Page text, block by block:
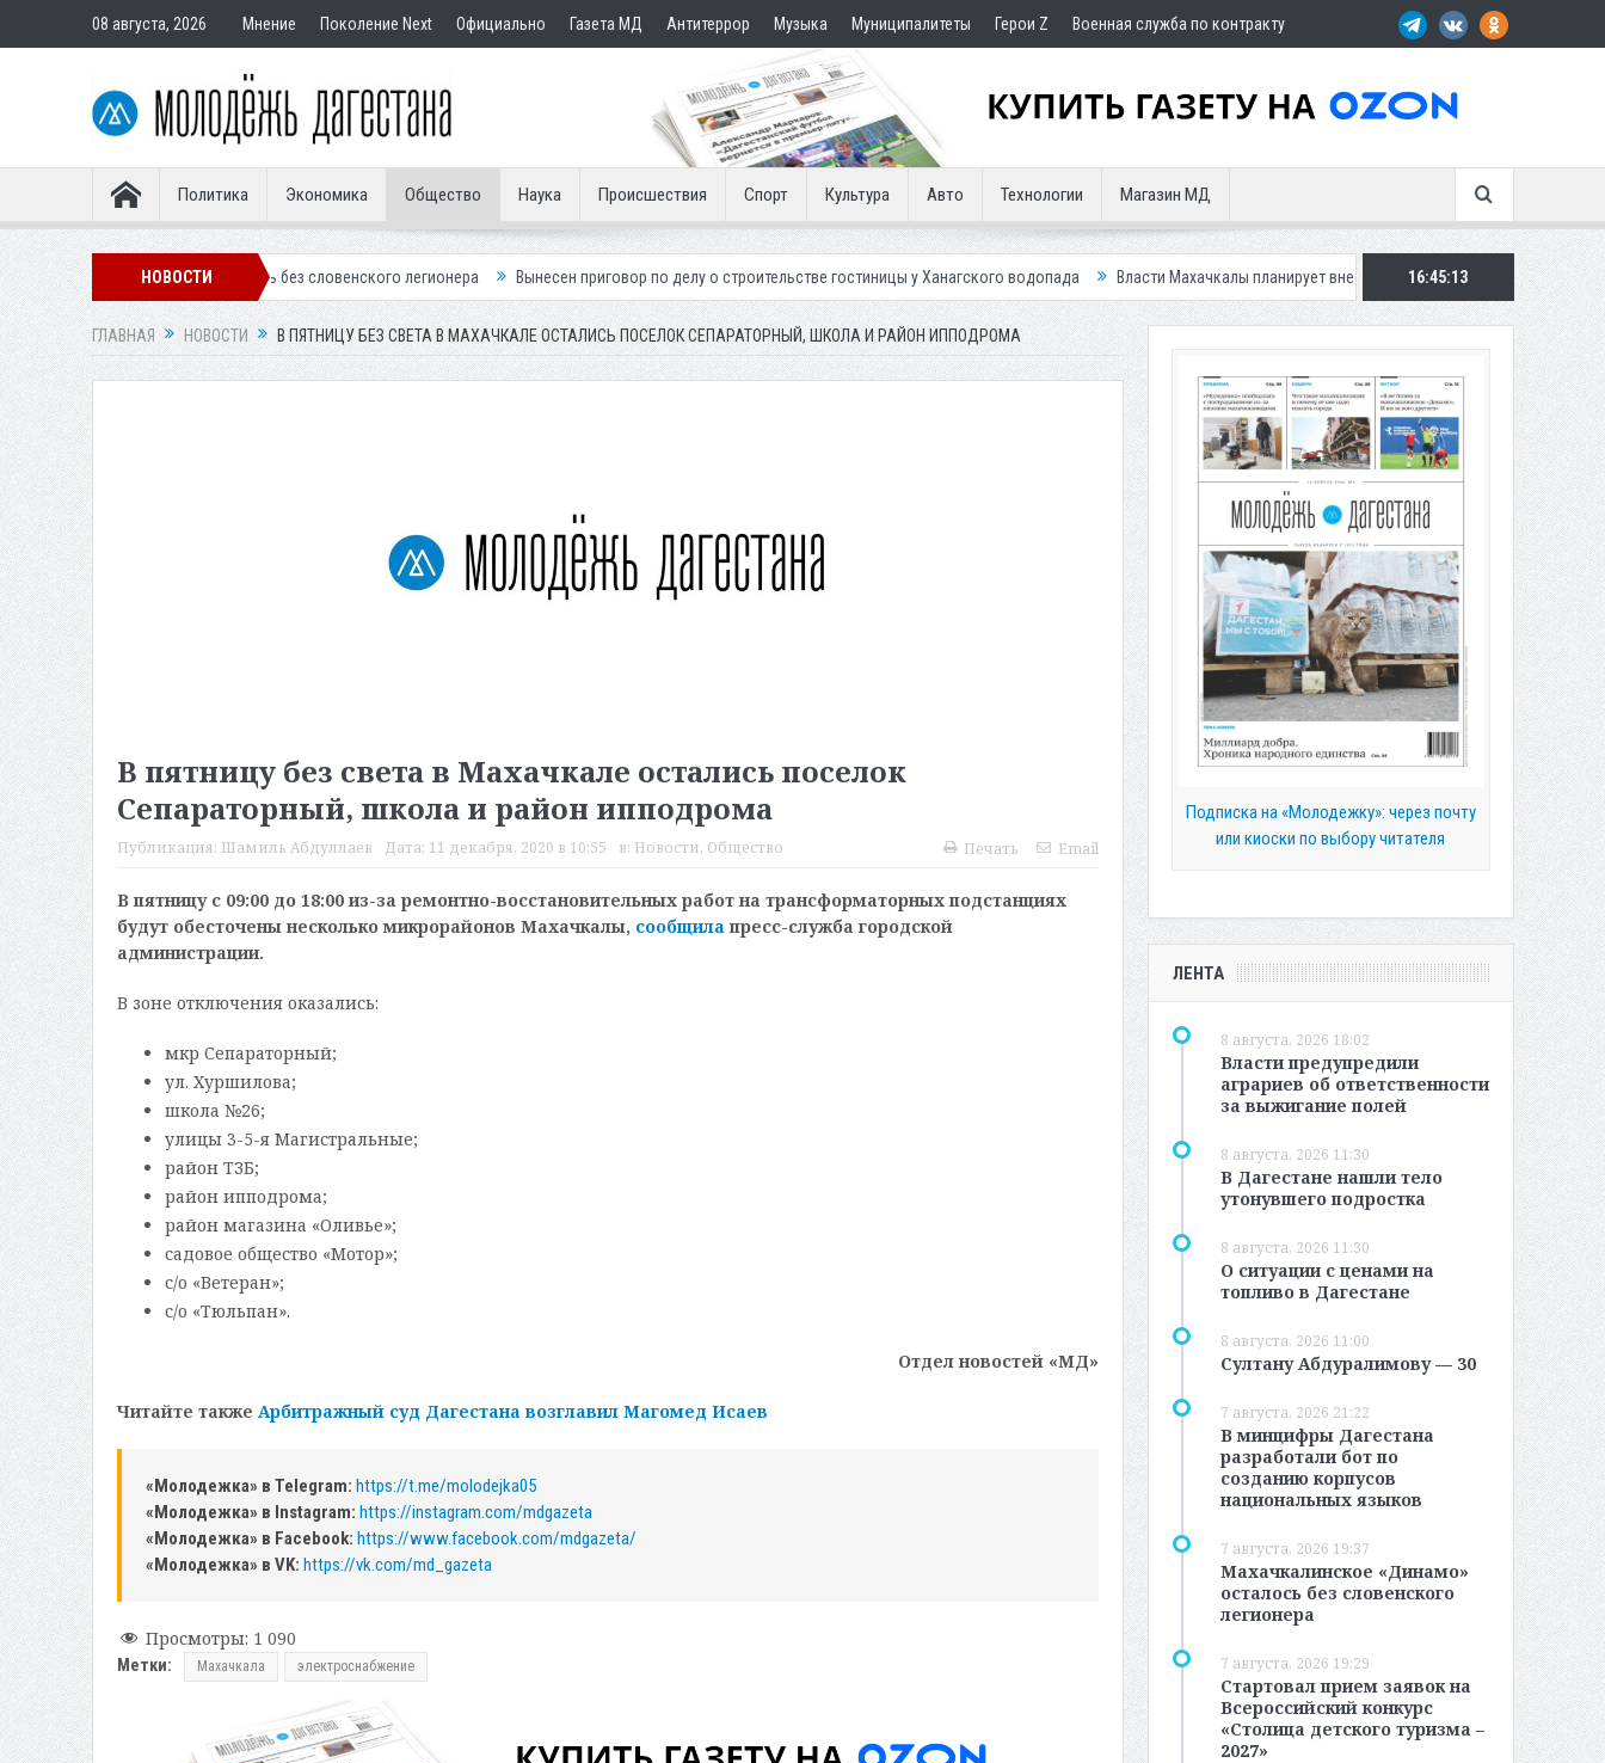
08 августа, 2026 Мнение Поколение Next Официально Газета МД Антитеррор Музыка Муниципалитеты Герои Z Военная служба по контракту
Политика Экономика Общество Наука Происшествия Спорт Культура Авто Технологии Магазин МД
НОВОСТИ
«Динамо» осталось без словенского легионера Вынесен приговор по делу о строительстве гостиницы у Ханагского водопада Власти Махачкалы планирует внедрить новую систему для улучшения ситуации с
16:45:15
ГЛАВНАЯ НОВОСТИ В ПЯТНИЦУ БЕЗ СВЕТА В МАХАЧКАЛЕ ОСТАЛИСЬ ПОСЕЛОК СЕПАРАТОРНЫЙ, ШКОЛА И РАЙОН ИППОДРОМА
В пятницу без света в Махачкале остались поселок
Сепараторный, школа и район ипподрома
Публикация: Шамиль Абдуллаев Дата: 11 декабря, 2020 в 10:55 в: Новости, Общество Печать Email
В пятницу с 09:00 до 18:00 из-за ремонтно-восстановительных работ на трансформаторных подстанциях
будут обесточены несколько микрорайонов Махачкалы, сообщила пресс-служба городской
администрации.
В зоне отключения оказались:
мкр Сепараторный;
ул. Хуршилова;
школа №26;
улицы 3-5-я Магистральные;
район ТЗБ;
район ипподрома;
район магазина «Оливье»;
садовое общество «Мотор»;
с/о «Ветеран»;
с/о «Тюльпан».
Отдел новостей «МД»
Читайте также Арбитражный суд Дагестана возглавил Магомед Исаев
«Молодежка» в Telegram: https://t.me/molodejka05
«Молодежка» в Instagram: https://instagram.com/mdgazeta
«Молодежка» в Facebook: https://www.facebook.com/mdgazeta/
«Молодежка» в VK: https://vk.com/md_gazeta
Просмотры: 1 090
Метки: Махачкала электроснабжение
Подписка на «Молодежку»: через почту
или киоски по выбору читателя
ЛЕНТА
8 августа, 2026 18:02
Власти предупредили
аграриев об ответственности
за выжигание полей
8 августа, 2026 11:30
В Дагестане нашли тело
утонувшего подростка
8 августа, 2026 11:30
О ситуации с ценами на
топливо в Дагестане
8 августа, 2026 11:00
Султану Абдуралимову — 30
7 августа, 2026 21:22
В минцифры Дагестана
разработали бот по
созданию корпусов
национальных языков
7 августа, 2026 19:37
Махачкалинское «Динамо»
осталось без словенского
легионера
7 августа, 2026 19:29
Стартовал прием заявок на
Всероссийский конкурс
«Столица детского туризма –
2027»